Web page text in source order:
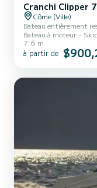
Cranchi Clipper
Côme (Ville)
Bateau entièrement
Bateau à moteur
7.6 m
à partir de